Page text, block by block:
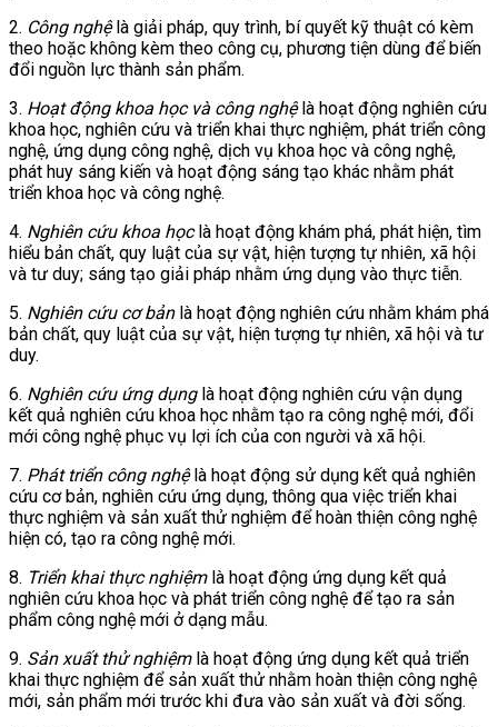
2. Công nghệlà giải pháp, quy trình, bí quyết kỹ thuật có kèm
theo hoặc không kèm theo công cụ, phương tiện dùng để biến
đổi nguồn lực thành sản phẩm.
3. Hoạt động khoa học và công nghệlà hoạt động nghiên cứu
khoa học, nghiên cứu và triển khai thực nghiệm, phát triển công
nghệ, ứng dụng công nghệ, dịch vụ khoa học và công nghệ,
phát huy sáng kiến và hoạt động sáng tạo khác nhằm phát
triển khoa học và công nghệ.
4. Nghiên cứu khoa họclà hoạt động khám phá, phát hiện, tìm
hiểu bản chất, quy luật của sự vật, hiện tượng tự nhiên, xã hội
và tư duy; sáng tạo giải pháp nhằm ứng dụng vào thực tiễn.
5. Nghiên cứu cơ bản là hoạt động nghiên cứu nhằm khám phá
bản chất, quy luật của sự vật, hiện tượng tự nhiên, xã hội và tư
duy.
6. Nghiên cứu ứng dụng là hoạt động nghiên cứu vận dụng
kết quả nghiên cứu khoa học nhằm tạo ra công nghệ mới, đổi
mới công nghệ phục vụ lợi ích của con người và xã hội.
7. Phát triển công nghệlà hoạt động sử dụng kết quả nghiên
cứu cơ bản, nghiên cứu ứng dụng, thông qua việc triển khai
thực nghiệm và sản xuất thử nghiệm để hoàn thiện công nghệ
hiện có, tạo ra công nghệ mới.
8. Triển khai thực nghiệm là hoạt động ứng dụng kết quả
nghiên cứu khoa học và phát triển công nghệ để tạo ra sản
phẩm công nghệ mới ở dạng mẫu.
9. Sản xuất thử nghiệm là hoạt động ứng dụng kết quả triển
khai thực nghiệm để sản xuất thử nhằm hoàn thiện công nghệ
mới, sản phẩm mới trước khi đưa vào sản xuất và đời sống.